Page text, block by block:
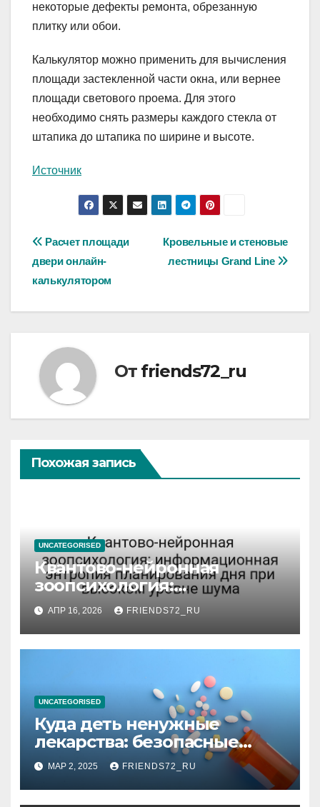
некоторые дефекты ремонта, обрезанную
плитку или обои.
Калькулятор можно применить для вычисления
площади застекленной части окна, или вернее
площади светового проема. Для этого
необходимо снять размеры каждого стекла от
штапика до штапика по ширине и высоте.
Источник
Навигация
по
записям
Кровельные и стеновые
лестницы Grand Line
Расчет площади
двери онлайн-
калькулятором
От friends72_ru
Похожая запись
UNCATEGORISED
Квантово-нейронная
зоопсихология:
информационная энтропия
планирования дня при
высоком уровне шума
АПР 16, 2026 FRIENDS72_RU
UNCATEGORISED
Куда деть ненужные
лекарства: безопасные
способы утилизации
МАР 2, 2025 FRIENDS72_RU